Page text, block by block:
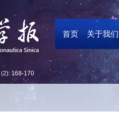
首页 关于我们
(2): 168-170